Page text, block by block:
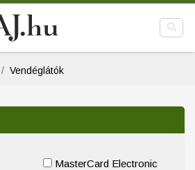
Vendéglátók
MasterCard Electronic